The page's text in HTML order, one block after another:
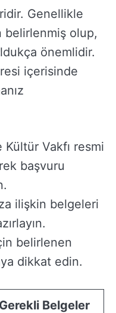
Genellikle
belirlenmiş olup,
önemlidir.
içerisinde
Vakfı resmi
başvuru
ilişkin belgeleri
belirlenen
dikkat edin.
Belgeler